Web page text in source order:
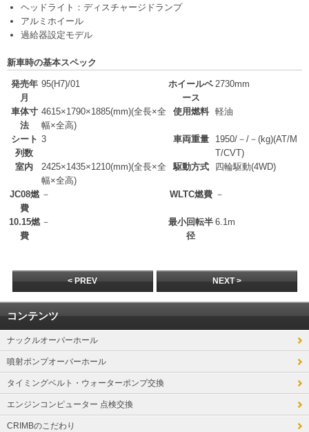
ヘッドライト：ディスチャージドランプ
アルミホイール
過給器設定モデル
新車時の基本スペック
発売年
月
95(H7)/01
ホイールベ
ース
2730mm
車体寸
法
4615×1790×1885(mm)(全長×全
幅×全高)
使用燃料 軽油
シート
列数
3 車両重量 1950/－/－(kg)(AT/M
T/CVT)
室内
2425×1435×1210(mm)(全長×全
幅×全高)
駆動方式 四輪駆動(4WD)
JC08燃
費
－ WLTC燃費 －
10.15燃
費
－
最小回転半
径
6.1m
< PREV NEXT >
コンテンツ
ナックルオーバーホール
噴射ポンプオーバーホール
タイミングベルト・ウォーターポンプ交換
エンジンコンピューター 点検交換
CRIMBのこだわり